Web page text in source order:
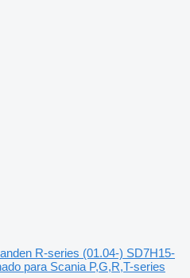
R-series (01.04-) SD7H15-
para Scania P,G,R,T-series